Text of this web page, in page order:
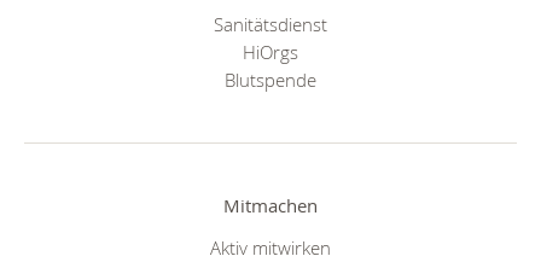
Sanitätsdienst
HiOrgs
Blutspende
Mitmachen
Aktiv mitwirken